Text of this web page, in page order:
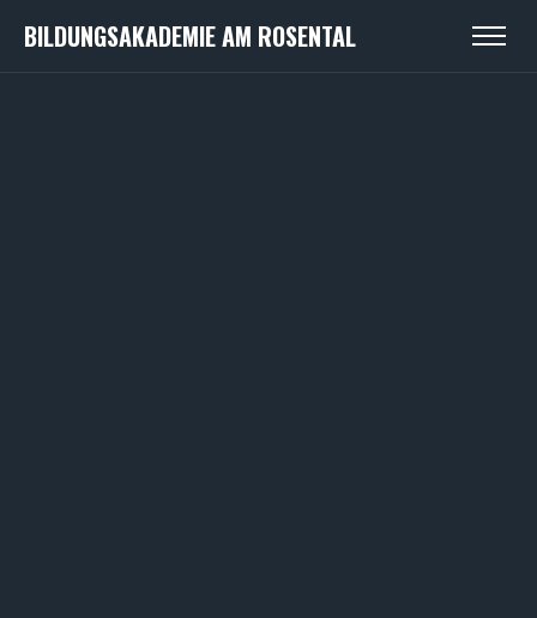
BILDUNGSAKADEMIE AM ROSENTAL